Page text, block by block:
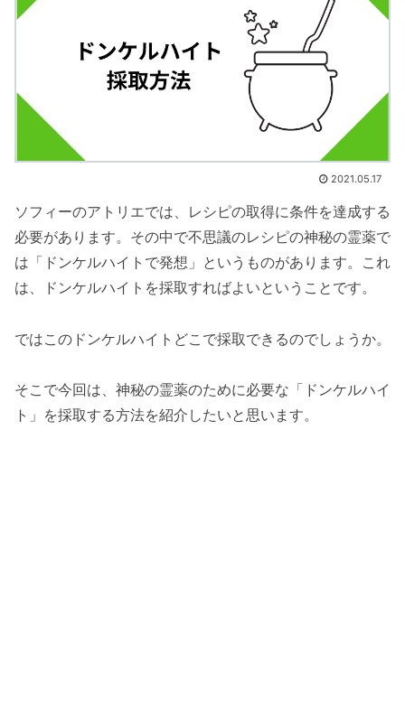
2021.05.17
ソフィーのアトリエでは、レシピの取得に条件を達成する
必要があります。その中で不思議のレシピの神秘の霊薬で
は「ドンケルハイトで発想」というものがあります。これ
は、ドンケルハイトを採取すればよいということです。
ではこのドンケルハイトどこで採取できるのでしょうか。
そこで今回は、神秘の霊薬のために必要な「ドンケルハイ
ト」を採取する方法を紹介したいと思います。